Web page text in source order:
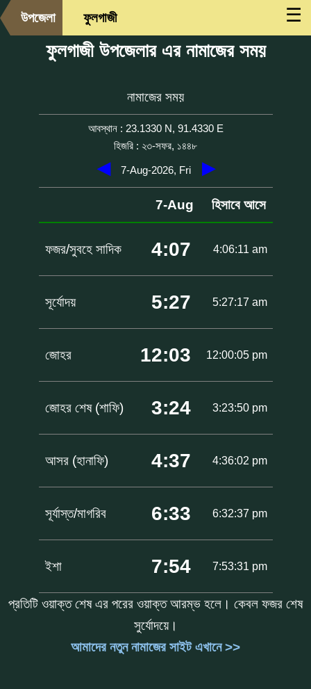
☰
উপজেলা ফুলগাজী
ফুলগাজী উপজেলার এর নামাজের সময়
নামাজের সময়
আবস্থান : 23.1330 N, 91.4330 E
হিজরি : ২৩-সফর, ১৪৪৮
◀ 7-Aug-2026, Fri ▶
7-Aug হিসাবে আসে
ফজর/সুবহে সাদিক 4:07 4:06:11 am
সূর্যোদয় 5:27 5:27:17 am
জোহর 12:03 12:00:05 pm
জোহর শেষ (শাফি) 3:24 3:23:50 pm
আসর (হানাফি) 4:37 4:36:02 pm
সূর্যাস্ত/মাগরিব 6:33 6:32:37 pm
ইশা 7:54 7:53:31 pm
প্রতিটি ওয়াক্ত শেষ এর পরের ওয়াক্ত আরম্ভ হলে। কেবল ফজর শেষ
সুর্যোদয়ে।
আমাদের নতুন নামাজের সাইট এখানে >>